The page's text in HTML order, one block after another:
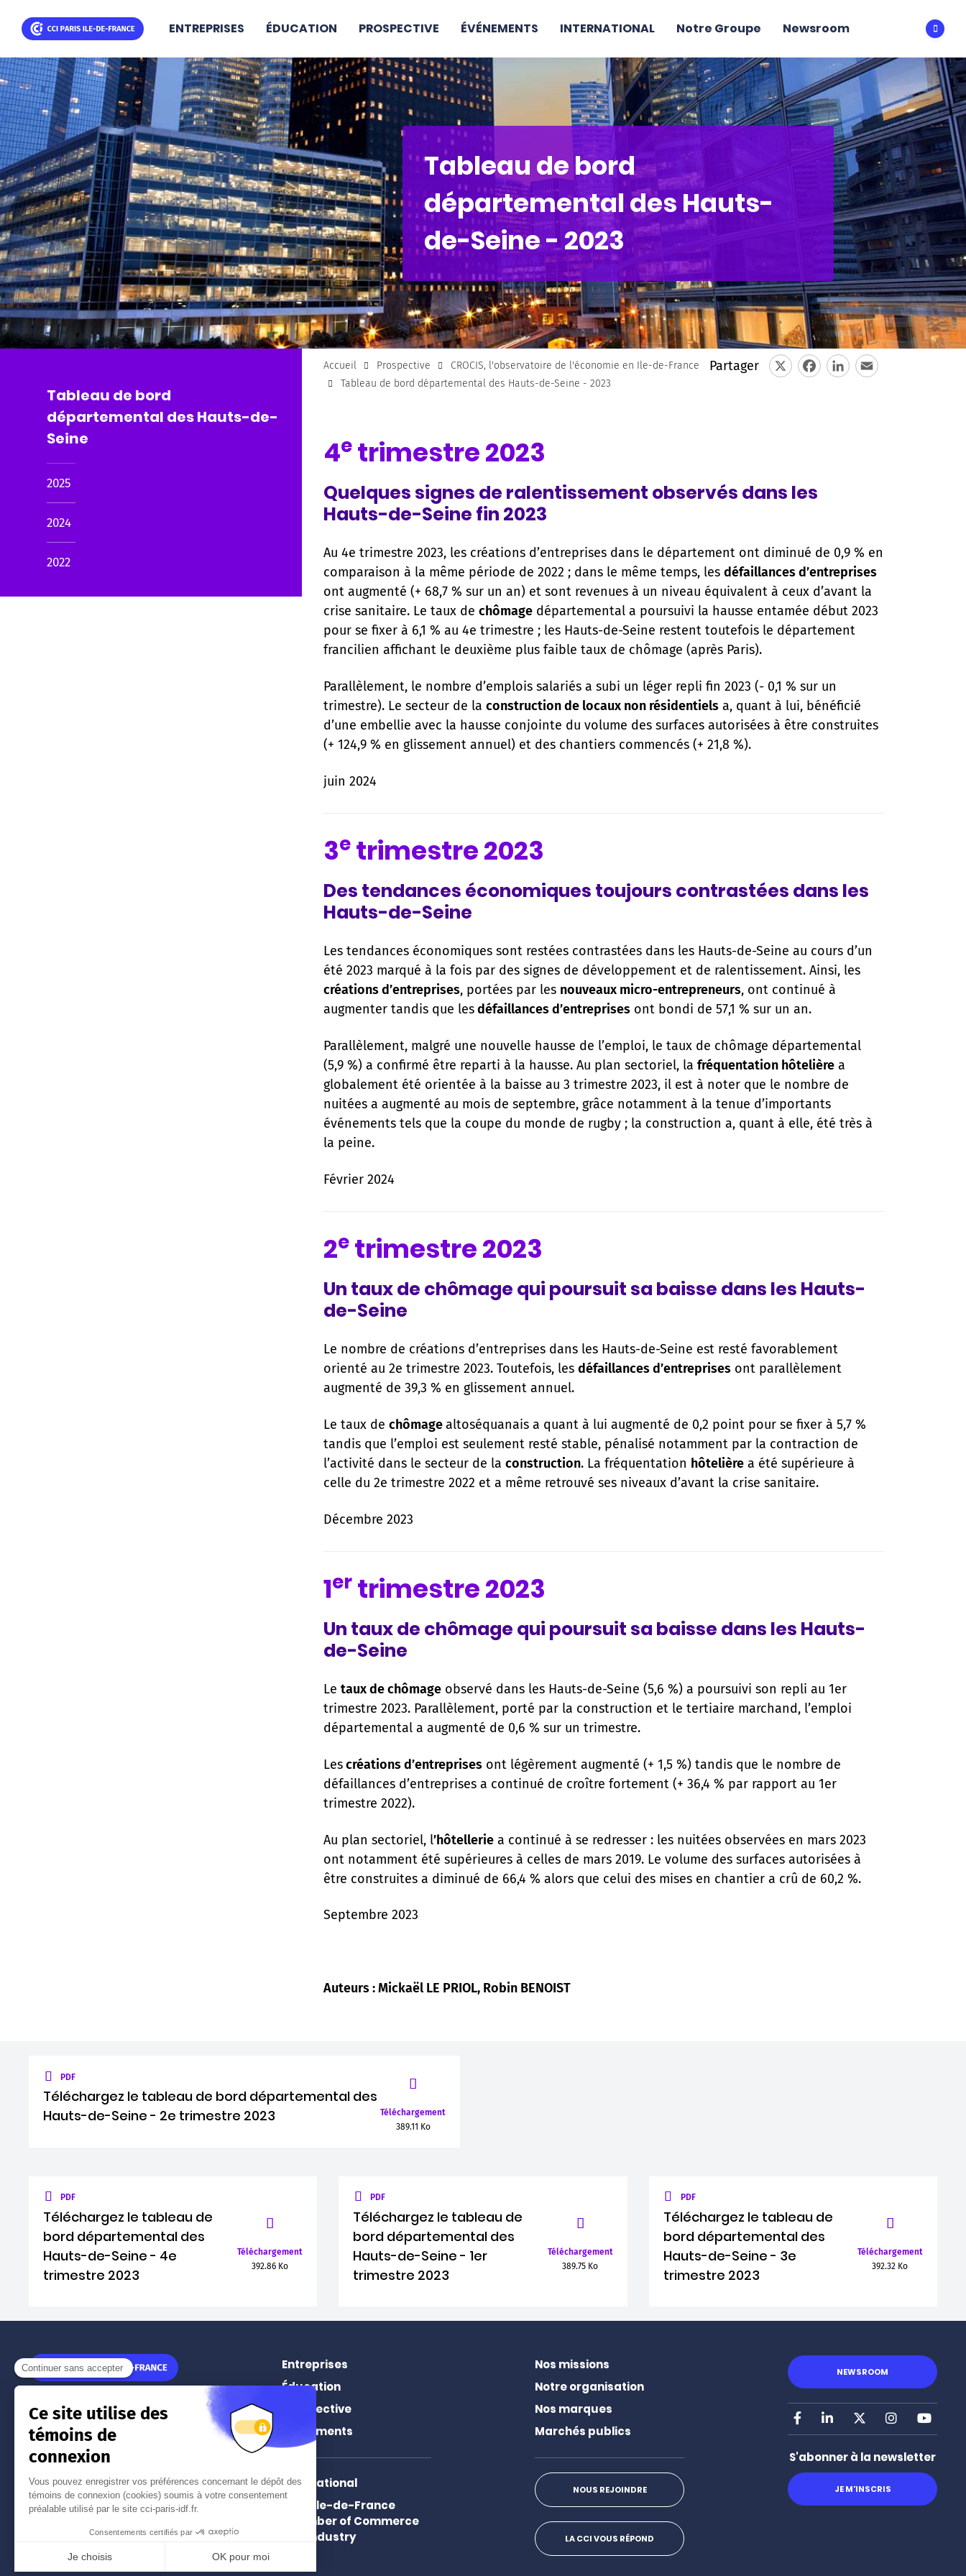
Aller
au
contenu
principal
ENTREPRISES ÉDUCATION PROSPECTIVE ÉVÉNEMENTS INTERNATIONAL Notre Groupe Newsroom
Tableau de bord
départemental des Hauts-
de-Seine - 2023
Tableau de bord
départemental des Hauts-de-
Seine
2025
2024
2022
Accueil Prospective
CROCIS, l'observatoire de l'économie en Ile-de-France
Tableau de bord départemental des Hauts-de-Seine - 2023
Partager
4e trimestre 2023
Quelques signes de ralentissement observés dans les
Hauts-de-Seine fin 2023
Au 4e trimestre 2023, les créations d’entreprises dans le département ont diminué de 0,9 % en
comparaison à la même période de 2022 ; dans le même temps, les défaillances d’entreprises
ont augmenté (+ 68,7 % sur un an) et sont revenues à un niveau équivalent à ceux d’avant la
crise sanitaire. Le taux de chômage départemental a poursuivi la hausse entamée début 2023
pour se fixer à 6,1 % au 4e trimestre ; les Hauts-de-Seine restent toutefois le département
francilien affichant le deuxième plus faible taux de chômage (après Paris).
Parallèlement, le nombre d’emplois salariés a subi un léger repli fin 2023 (- 0,1 % sur un
trimestre). Le secteur de la construction de locaux non résidentiels a, quant à lui, bénéficié
d’une embellie avec la hausse conjointe du volume des surfaces autorisées à être construites
(+ 124,9 % en glissement annuel) et des chantiers commencés (+ 21,8 %).
juin 2024
3e trimestre 2023
Des tendances économiques toujours contrastées dans les
Hauts-de-Seine
Les tendances économiques sont restées contrastées dans les Hauts-de-Seine au cours d’un
été 2023 marqué à la fois par des signes de développement et de ralentissement. Ainsi, les
créations d’entreprises, portées par les nouveaux micro-entrepreneurs, ont continué à
augmenter tandis que lesdéfaillances d’entreprises ont bondi de 57,1 % sur un an.
Parallèlement, malgré une nouvelle hausse de l’emploi, le taux de chômage départemental
(5,9 %) a confirmé être reparti à la hausse. Au plan sectoriel, la fréquentation hôtelière a
globalement été orientée à la baisse au 3 trimestre 2023, il est à noter que le nombre de
nuitées a augmenté au mois de septembre, grâce notamment à la tenue d’importants
événements tels que la coupe du monde de rugby ; la construction a, quant à elle, été très à
la peine.
Février 2024
2e trimestre 2023
Un taux de chômage qui poursuit sa baisse dans les Hauts-
de-Seine
Le nombre de créations d’entreprises dans les Hauts-de-Seine est resté favorablement
orienté au 2e trimestre 2023. Toutefois, les défaillances d’entreprises ont parallèlement
augmenté de 39,3 % en glissement annuel.
Le taux de chômagealtoséquanais a quant à lui augmenté de 0,2 point pour se fixer à 5,7 %
tandis que l’emploi est seulement resté stable, pénalisé notamment par la contraction de
l’activité dans le secteur de la construction. La fréquentation hôtelière a été supérieure à
celle du 2e trimestre 2022 et a même retrouvé ses niveaux d’avant la crise sanitaire.
Décembre 2023
1er trimestre 2023
Un taux de chômage qui poursuit sa baisse dans les Hauts-
de-Seine
Le taux de chômage observé dans les Hauts-de-Seine (5,6 %) a poursuivi son repli au 1er
trimestre 2023. Parallèlement, porté par la construction et le tertiaire marchand, l’emploi
départemental a augmenté de 0,6 % sur un trimestre.
Lescréations d’entreprises ont légèrement augmenté (+ 1,5 %) tandis que le nombre de
défaillances d’entreprises a continué de croître fortement (+ 36,4 % par rapport au 1er
trimestre 2022).
Au plan sectoriel, l’hôtellerie a continué à se redresser : les nuitées observées en mars 2023
ont notamment été supérieures à celles de mars 2019. Le volume des surfaces autorisées à
être construites a diminué de 66,4 % alors que celui des mises en chantier a crû de 60,2 %.
Septembre 2023
Auteurs : Mickaël LE PRIOL, Robin BENOIST
PDF
Téléchargez le tableau de bord départemental des
Hauts-de-Seine - 2e trimestre 2023
Téléchargement
389.11 Ko
PDF
Téléchargez le tableau de
bord départemental des
Hauts-de-Seine - 4e
trimestre 2023
Téléchargement
392.86 Ko
PDF
Téléchargez le tableau de
bord départemental des
Hauts-de-Seine - 1er
trimestre 2023
Téléchargement
389.75 Ko
PDF
Téléchargez le tableau de
bord départemental des
Hauts-de-Seine - 3e
trimestre 2023
Téléchargement
392.32 Ko
11 rue Léon Jouhaux
75010Paris
01 55 65 44 44
(prix d'un appel local)
Nos implantations à Paris
et en Île-de-France
Entreprises
Éducation
Prospective
Événements
International
Paris Ile-de-France
Chamber of Commerce
and Industry
Nos missions
Notre organisation
Nos marques
Marchés publics
NOUS REJOINDRE
LA CCI VOUS RÉPOND
NEWSROOM
Facebook
LinkedIn Instagram
S'abonner à la newsletter
JE M'INSCRIS